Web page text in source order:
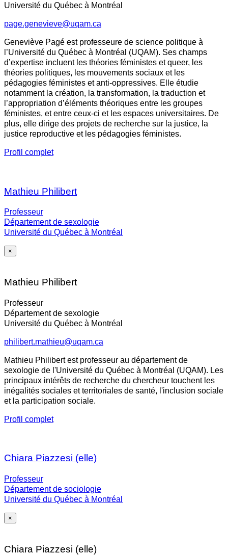
Université du Québec à Montréal
page.genevieve@uqam.ca
Geneviève Pagé est professeure de science politique à
l’Université du Québec à Montréal (UQAM). Ses champs
d’expertise incluent les théories féministes et queer, les
théories politiques, les mouvements sociaux et les
pédagogies féministes et anti-oppressives. Elle étudie
notamment la création, la transformation, la traduction et
l’appropriation d’éléments théoriques entre les groupes
féministes, et entre ceux-ci et les espaces universitaires. De
plus, elle dirige des projets de recherche sur la justice, la
justice reproductive et les pédagogies féministes.
Profil complet
Mathieu Philibert
Professeur
Département de sexologie
Université du Québec à Montréal
×
Mathieu Philibert
Professeur
Département de sexologie
Université du Québec à Montréal
philibert.mathieu@uqam.ca
Mathieu Philibert est professeur au département de
sexologie de l'Université du Québec à Montréal (UQAM). Les
principaux intérêts de recherche du chercheur touchent les
inégalités sociales et territoriales de santé, l'inclusion sociale
et la participation sociale.
Profil complet
Chiara Piazzesi (elle)
Professeur
Département de sociologie
Université du Québec à Montréal
×
Chiara Piazzesi (elle)